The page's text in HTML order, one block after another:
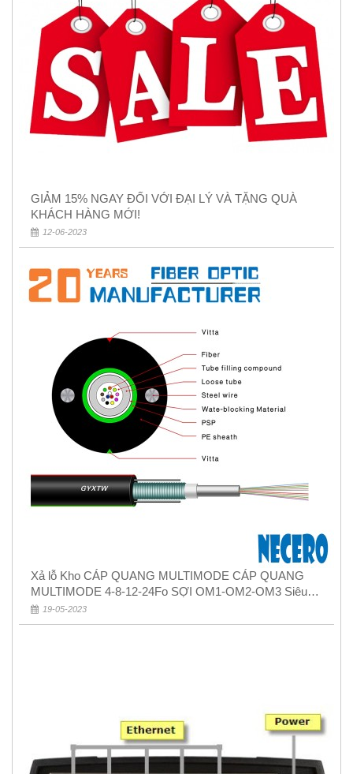
GIẢM 15% NGAY ĐỐI VỚI ĐẠI LÝ VÀ TẶNG QUÀ
KHÁCH HÀNG MỚI!
12-06-2023
Xả lỗ Kho CÁP QUANG MULTIMODE CÁP QUANG
MULTIMODE 4-8-12-24Fo SỢI OM1-OM2-OM3 Siêu
Rẻ 5k
19-05-2023